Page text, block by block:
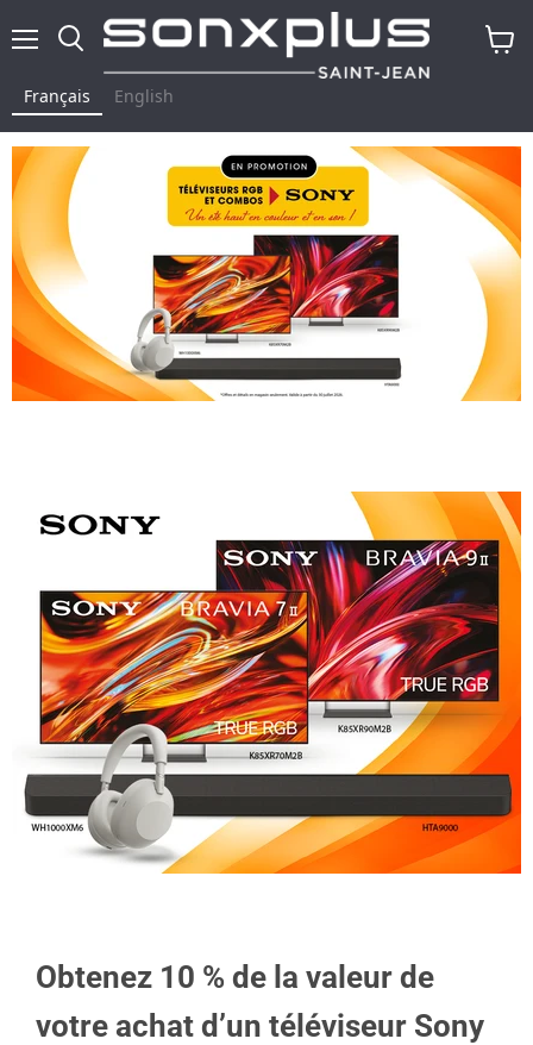
Français English
Obtenez 10 % de la valeur de
votre achat d’un téléviseur Sony